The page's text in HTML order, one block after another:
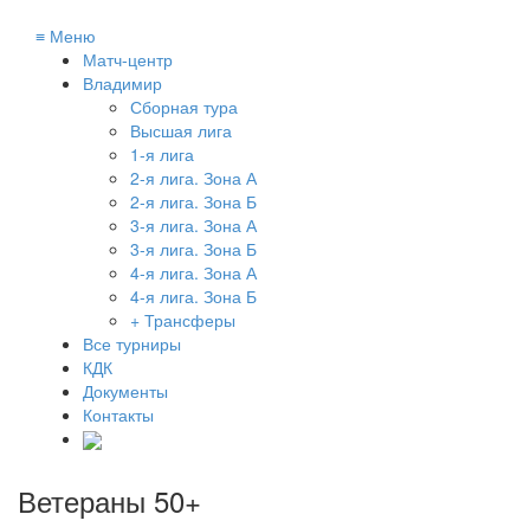
≡ Меню
Матч-центр
Владимир
Сборная тура
Высшая лига
1-я лига
2-я лига. Зона А
2-я лига. Зона Б
3-я лига. Зона А
3-я лига. Зона Б
4-я лига. Зона А
4-я лига. Зона Б
+ Трансферы
Все турниры
КДК
Документы
Контакты
Ветераны 50+